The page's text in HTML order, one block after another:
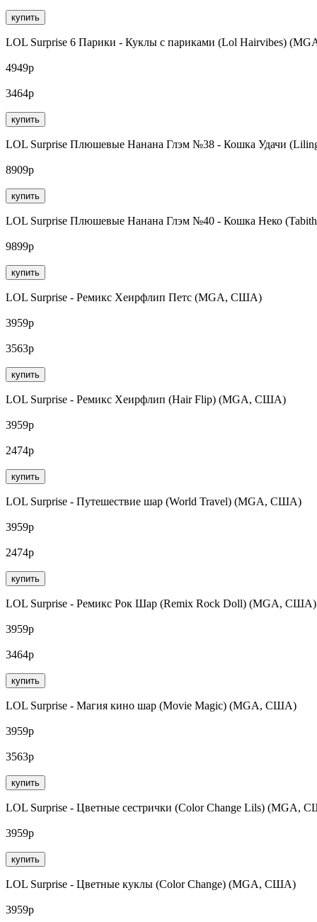
купить
LOL Surprise 6 Парики - Куклы с париками (Lol Hairvibes)
4949р
3464р
купить
LOL Surprise Плюшевые Нанана Глэм №38 - Кошка Удачи
8909р
купить
LOL Surprise Плюшевые Нанана Глэм №40 - Кошка Неко
9899р
купить
LOL Surprise - Ремикс Хеирфлип Петс (MGA, США)
3959р
3563р
купить
LOL Surprise - Ремикс Хеирфлип (Hair Flip) (MGA, США)
3959р
2474р
купить
LOL Surprise - Путешествие шар (World Travel) (MGA, США)
3959р
2474р
купить
LOL Surprise - Ремикс Рок Шар (Remix Rock Doll) (MGA, США)
3959р
3464р
купить
LOL Surprise - Магия кино шар (Movie Magic) (MGA, США)
3959р
3563р
купить
LOL Surprise - Цветные сестрички (Color Change Lils) (MGA,
3959р
купить
LOL Surprise - Цветные куклы (Color Change) (MGA, США)
3959р